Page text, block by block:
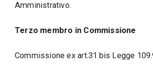
Amministrativo.
Terzo membro in Commissione
Commissione ex art.31.bis Legge